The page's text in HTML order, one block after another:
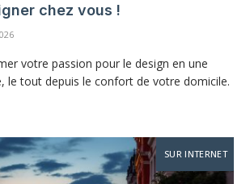
chez vous !
votre passion pour le design en une
le tout depuis le confort de votre domicile.
SUR INTERNET